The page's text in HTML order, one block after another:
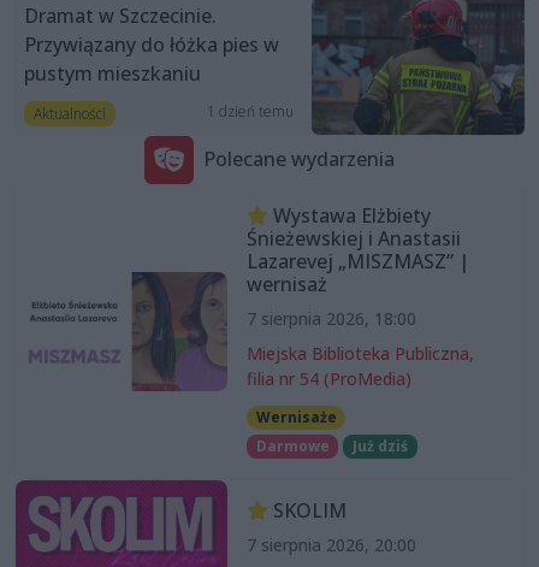
Dramat w Szczecinie.
Przywiązany do łóżka pies w
pustym mieszkaniu
Aktualności 1 dzień temu
Polecane wydarzenia
Wystawa Elżbiety
Śnieżewskiej i Anastasii
Lazarevej „MISZMASZ” |
wernisaż
7 sierpnia 2026, 18:00
Miejska Biblioteka Publiczna,
filia nr 54 (ProMedia)
Wernisaże
Darmowe
Już dziś
SKOLIM
7 sierpnia 2026, 20:00